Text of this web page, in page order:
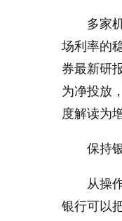
多家
场利率的
券最新研
为净投放
度解读为
保持
从操
银行可以